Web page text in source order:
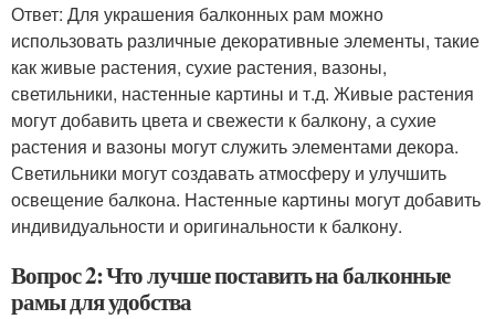
Ответ: Для украшения балконных рам можно
использовать различные декоративные элементы, такие
как живые растения, сухие растения, вазоны,
светильники, настенные картины и т.д. Живые растения
могут добавить цвета и свежести к балкону, а сухие
растения и вазоны могут служить элементами декора.
Светильники могут создавать атмосферу и улучшить
освещение балкона. Настенные картины могут добавить
индивидуальности и оригинальности к балкону.
Вопрос 2: Что лучше поставить на балконные
рамы для удобства